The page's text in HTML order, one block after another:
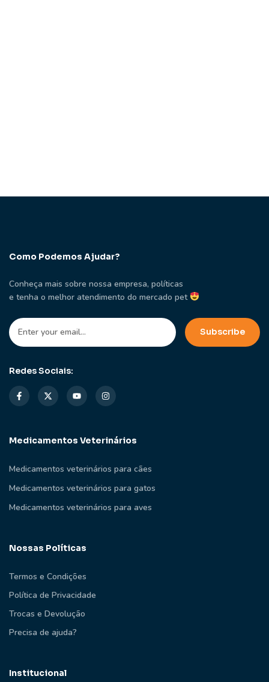
Como Podemos Ajudar?
Conheça mais sobre nossa empresa, políticas
e tenha o melhor atendimento do mercado pet
Redes Sociais:
Medicamentos Veterinários
Medicamentos veterinários para cães
Medicamentos veterinários para gatos
Medicamentos veterinários para aves
Nossas Políticas
Termos e Condições
Política de Privacidade
Trocas e Devolução
Precisa de ajuda?
Institucional